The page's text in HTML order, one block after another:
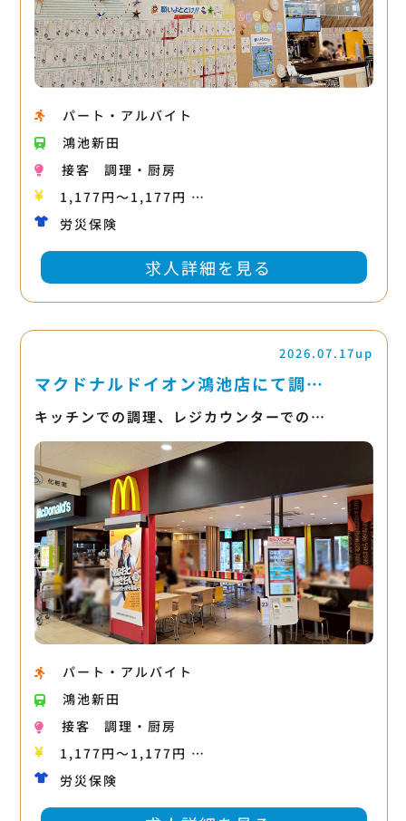
パート・アルバイト
鴻池新田
接客
調理・厨房
1,177円〜1,177円 …
労災保険
求人詳細を見る
2026.07.17up
マクドナルドイオン鴻池店にて調…
キッチンでの調理、レジカウンターでの…
パート・アルバイト
鴻池新田
接客
調理・厨房
1,177円〜1,177円 …
労災保険